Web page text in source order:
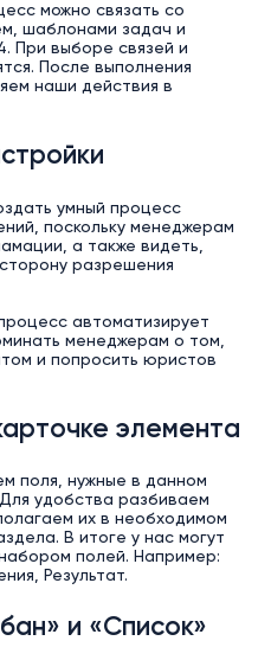
можно связать со
шаблонами задач и
При выборе связей и
После выполнения
наши действия в
умный процесс
поскольку менеджерам
а также видеть,
разрешения
автоматизирует
менеджерам о том,
и попросить юристов
элемента
поля, нужные в данном
удобства разбиваем
их в необходимом
В итоге у нас могут
полей. Например:
Результат.
и «Список»